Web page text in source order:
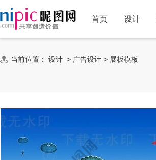
首页 设计
当前位置： 设计 > 广告设计 > 展板模板